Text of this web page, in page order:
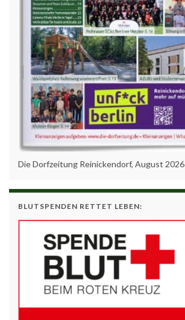
Die Dorfzeitung Reinickendorf, August 2026
BLUTSPENDEN RETTET LEBEN: